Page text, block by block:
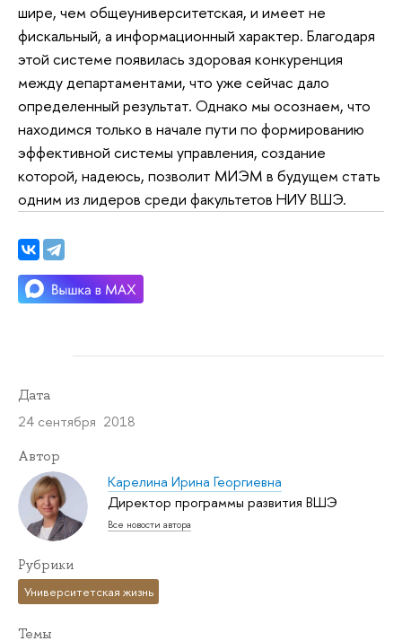
шире, чем общеуниверситетская, и имеет не
фискальный, а информационный характер. Благодаря
этой системе появилась здоровая конкуренция
между департаментами, что уже сейчас дало
определенный результат. Однако мы осознаем, что
находимся только в начале пути по формированию
эффективной системы управления, создание
которой, надеюсь, позволит МИЭМ в будущем стать
одним из лидеров среди факультетов НИУ ВШЭ.
Дата
24 сентября 2018
Автор
Карелина Ирина Георгиевна
Директор программы развития ВШЭ
Все новости автора
Рубрики
Университетская жизнь
Темы